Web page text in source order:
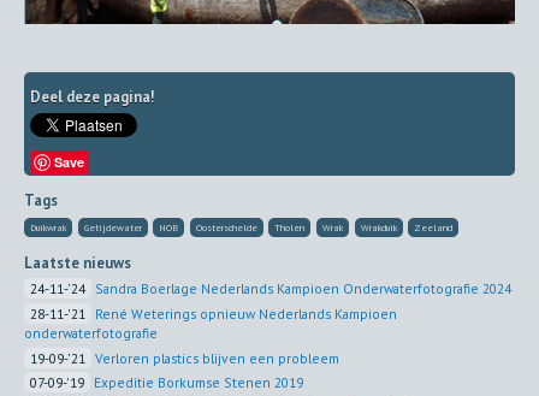
Deel deze pagina!
Save
Tags
Duikwrak Getijdewater NOB Oosterschelde Tholen Wrak Wrakduik Zeeland
Laatste nieuws
24-11-'24 Sandra Boerlage Nederlands Kampioen Onderwaterfotografie 2024
28-11-'21
René Weterings opnieuw Nederlands Kampioen
onderwaterfotografie
19-09-'21
Verloren plastics blijven een probleem
07-09-'19 Expeditie Borkumse Stenen 2019